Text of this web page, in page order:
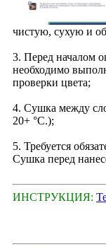
чистую, сухую и
3. Перед началом
необходимо
проверки цвета;
4. Сушка между
20+ °С.);
5. Требуется
Сушка перед
ИНСТРУКЦИЯ: